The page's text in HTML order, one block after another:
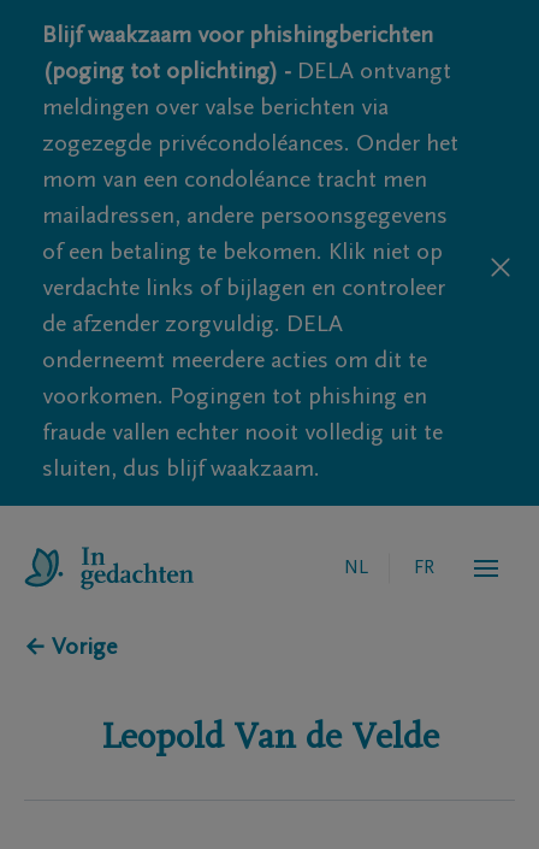
Blijf waakzaam voor phishingberichten
(poging tot oplichting) - DELA ontvangt
meldingen over valse berichten via
zogezegde privécondoléances. Onder het
mom van een condoléance tracht men
mailadressen, andere persoonsgegevens
of een betaling te bekomen. Klik niet op
verdachte links of bijlagen en controleer
de afzender zorgvuldig. DELA
onderneemt meerdere acties om dit te
voorkomen. Pogingen tot phishing en
fraude vallen echter nooit volledig uit te
sluiten, dus blijf waakzaam.
NL FR
← Vorige
Leopold Van de Velde